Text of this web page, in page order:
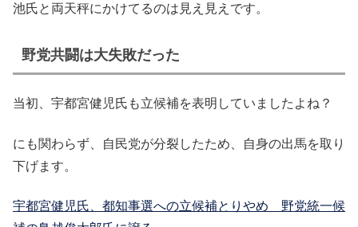
池氏と両天秤にかけてるのは見え見えです。
野党共闘は大失敗だった
当初、宇都宮健児氏も立候補を表明していましたよね？
にも関わらず、自民党が分裂したため、自身の出馬を取り
下げます。
宇都宮健児氏、都知事選への立候補とりやめ 野党統一候